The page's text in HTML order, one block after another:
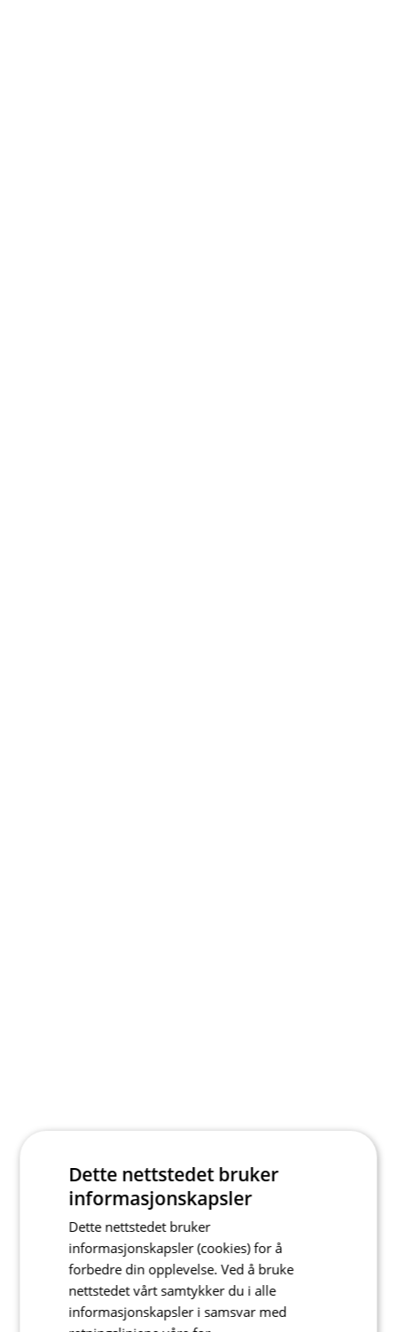
Dette nettstedet bruker
informasjonskapsler
Dette nettstedet bruker
informasjonskapsler (cookies) for å
forbedre din opplevelse. Ved å bruke
nettstedet vårt samtykker du i alle
informasjonskapsler i samsvar med